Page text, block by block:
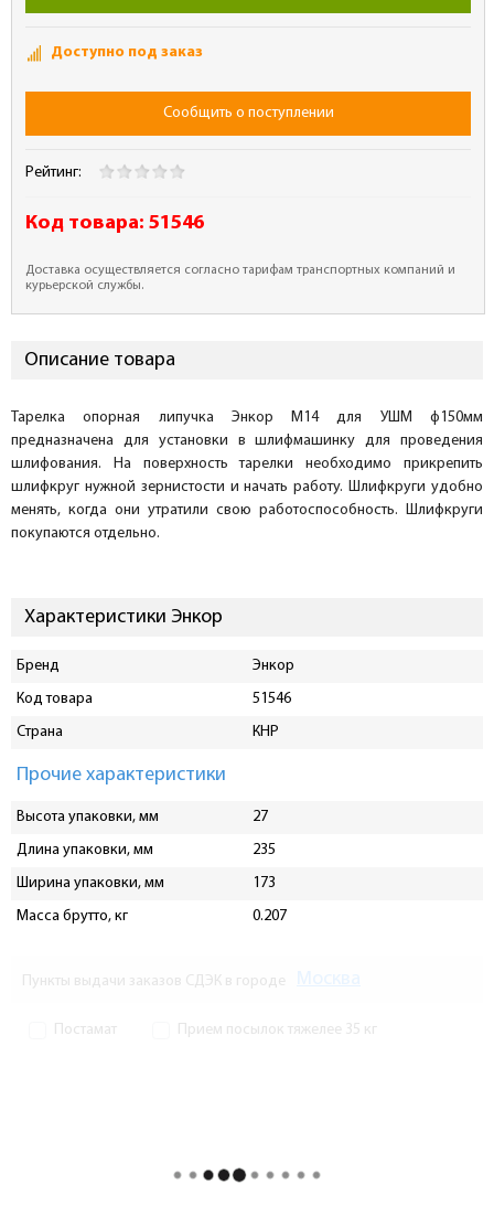
Доступно под заказ
Сообщить о поступлении
Рейтинг:
Код товара: 51546
Доставка осуществляется согласно тарифам транспортных компаний и
курьерской службы.
Описание товара
Тарелка опорная липучка Энкор М14 для УШМ ф150мм
предназначена для установки в шлифмашинку для проведения
шлифования. На поверхность тарелки необходимо прикрепить
шлифкруг нужной зернистости и начать работу. Шлифкруги удобно
менять, когда они утратили свою работоспособность. Шлифкруги
покупаются отдельно.
Характеристики Энкор
Бренд
Энкор
Код товара
51546
Страна
КНР
Прочие характеристики
Высота упаковки, мм
27
Длина упаковки, мм
235
Ширина упаковки, мм
173
Масса брутто, кг
0.207
Пункты выдачи заказов СДЭК в городе
Постамат Прием посылок тяжелее 35 кг